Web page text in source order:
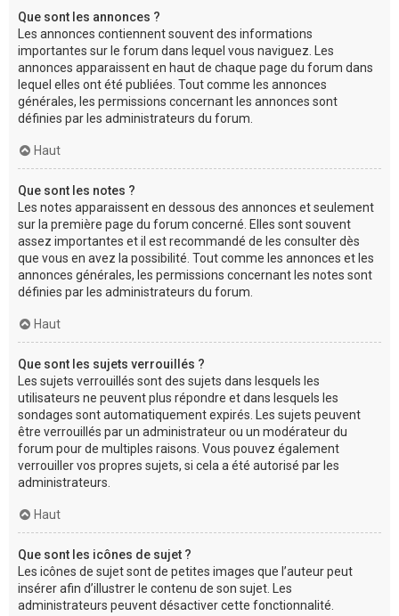
Que sont les annonces ?
Les annonces contiennent souvent des informations
importantes sur le forum dans lequel vous naviguez. Les
annonces apparaissent en haut de chaque page du forum dans
lequel elles ont été publiées. Tout comme les annonces
générales, les permissions concernant les annonces sont
définies par les administrateurs du forum.
Haut
Que sont les notes ?
Les notes apparaissent en dessous des annonces et seulement
sur la première page du forum concerné. Elles sont souvent
assez importantes et il est recommandé de les consulter dès
que vous en avez la possibilité. Tout comme les annonces et les
annonces générales, les permissions concernant les notes sont
définies par les administrateurs du forum.
Haut
Que sont les sujets verrouillés ?
Les sujets verrouillés sont des sujets dans lesquels les
utilisateurs ne peuvent plus répondre et dans lesquels les
sondages sont automatiquement expirés. Les sujets peuvent
être verrouillés par un administrateur ou un modérateur du
forum pour de multiples raisons. Vous pouvez également
verrouiller vos propres sujets, si cela a été autorisé par les
administrateurs.
Haut
Que sont les icônes de sujet ?
Les icônes de sujet sont de petites images que l’auteur peut
insérer afin d’illustrer le contenu de son sujet. Les
administrateurs peuvent désactiver cette fonctionnalité.